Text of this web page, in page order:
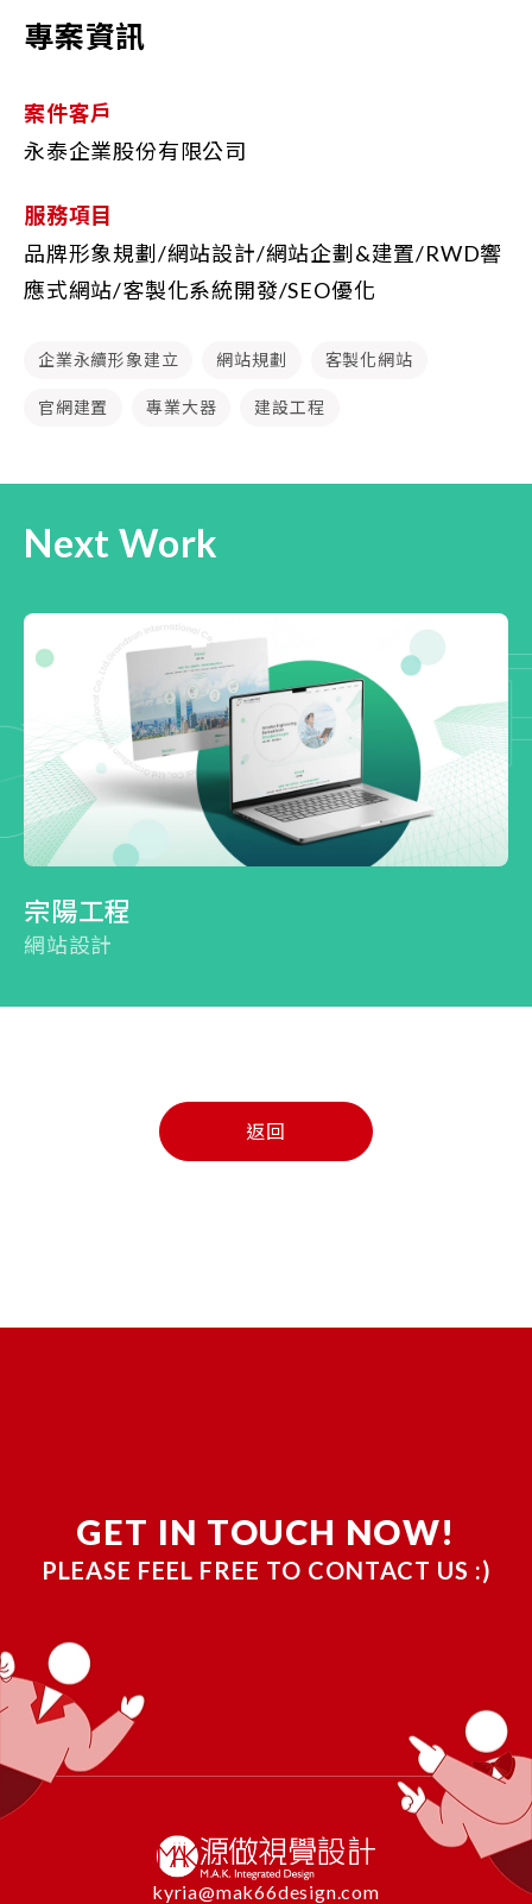
專案資訊
案件客戶
永泰企業股份有限公司
服務項目
品牌形象規劃/網站設計/網站企劃&建置/RWD響
應式網站/客製化系統開發/SEO優化
企業永續形象建立 網站規劃 客製化網站
官網建置 專業大器 建設工程
Next Work
宗陽工程
網站設計
返回
GET IN TOUCH NOW!
PLEASE FEEL FREE TO CONTACT US :)
kyria@mak66design.com